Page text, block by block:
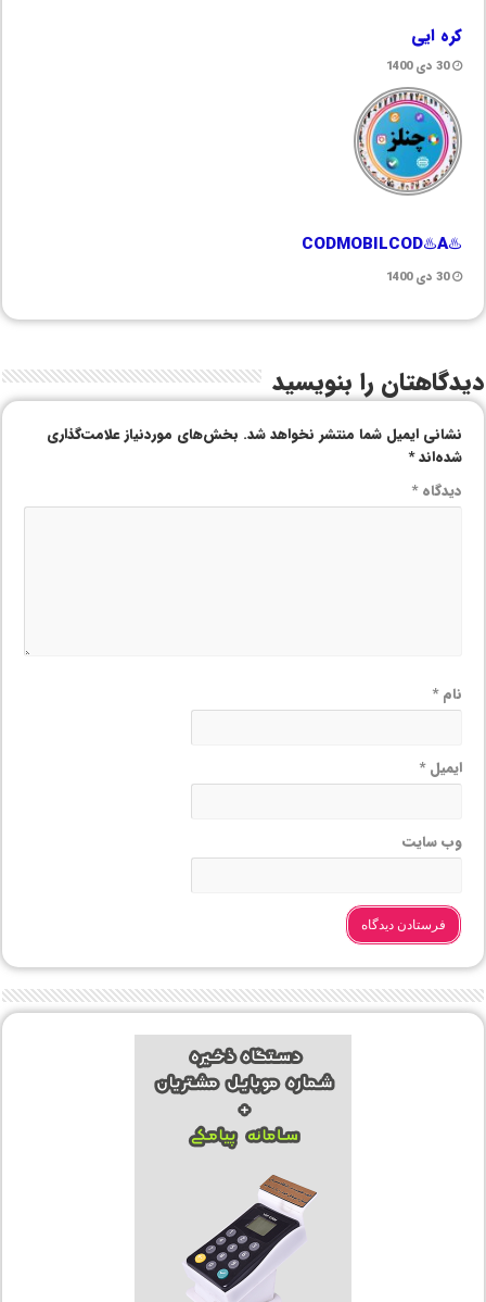
کره ایی
30 دی 1400
♨️CODMOBILCOD♨️A
30 دی 1400
دیدگاهتان را بنویسید
نشانی ایمیل شما منتشر نخواهد شد. بخش‌های موردنیاز علامت‌گذاری
شده‌اند*
دیدگاه*
نام*
ایمیل*
وب‌ سایت